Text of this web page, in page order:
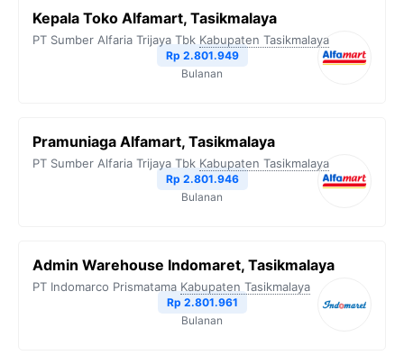
Kepala Toko Alfamart, Tasikmalaya
PT Sumber Alfaria Trijaya Tbk Kabupaten Tasikmalaya
Rp 2.801.949
Bulanan
Pramuniaga Alfamart, Tasikmalaya
PT Sumber Alfaria Trijaya Tbk Kabupaten Tasikmalaya
Rp 2.801.946
Bulanan
Admin Warehouse Indomaret, Tasikmalaya
PT Indomarco Prismatama Kabupaten Tasikmalaya
Rp 2.801.961
Bulanan